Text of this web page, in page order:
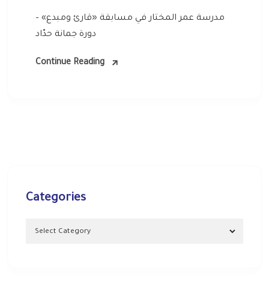
مدرسة عمر المختار في مسابقة «قارئ ومبدع» –
دورة جمانة حدّاد
Continue Reading
Categories